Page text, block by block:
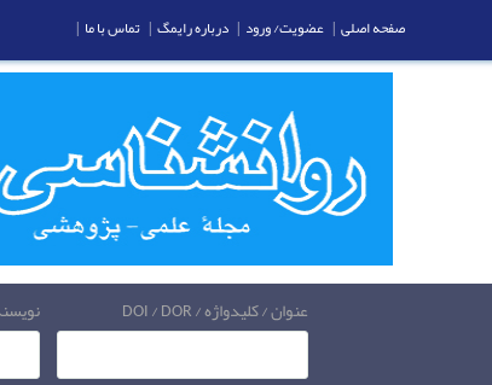
عنوان / کلیدواژه / DOI / DOR
صفحه اصلی | عضویت/ ورود | درباره رایمگ | تماس با ما |